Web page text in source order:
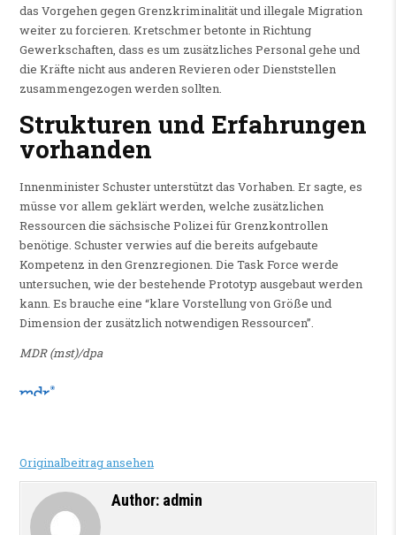
das Vorgehen gegen Grenzkriminalität und illegale Migration
weiter zu forcieren. Kretschmer betonte in Richtung
Gewerkschaften, dass es um zusätzliches Personal gehe und
die Kräfte nicht aus anderen Revieren oder Dienststellen
zusammengezogen werden sollten.
Strukturen und Erfahrungen
vorhanden
Innenminister Schuster unterstützt das Vorhaben. Er sagte, es
müsse vor allem geklärt werden, welche zusätzlichen
Ressourcen die sächsische Polizei für Grenzkontrollen
benötige. Schuster verwies auf die bereits aufgebaute
Kompetenz in den Grenzregionen. Die Task Force werde
untersuchen, wie der bestehende Prototyp ausgebaut werden
kann. Es brauche eine “klare Vorstellung von Größe und
Dimension der zusätzlich notwendigen Ressourcen”.
MDR (mst)/dpa
Originalbeitrag ansehen
Author: admin